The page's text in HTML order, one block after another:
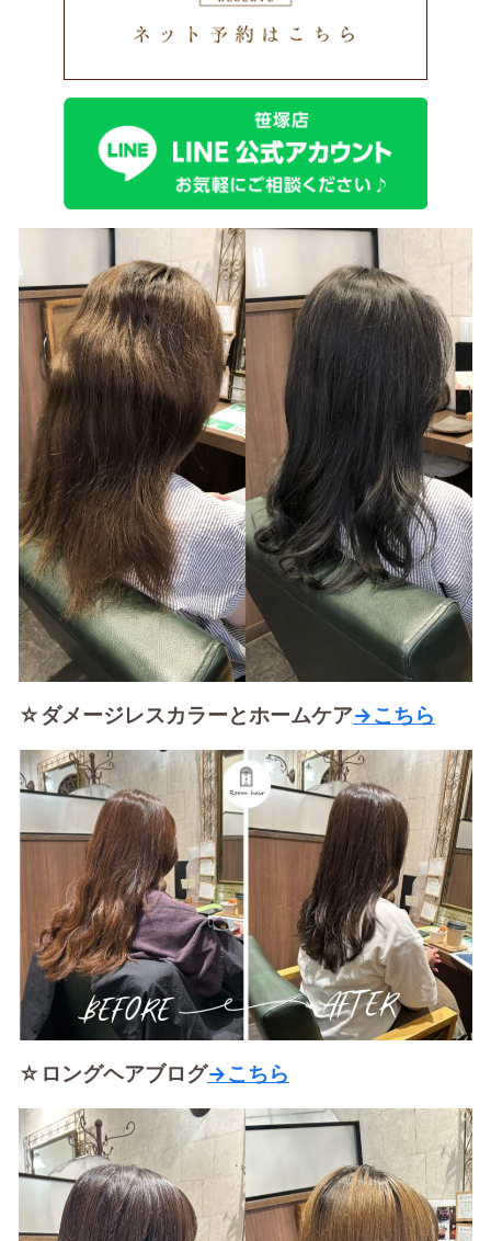
☆ダメージレスカラーとホームケア→こちら
☆ロングヘアブログ→こちら